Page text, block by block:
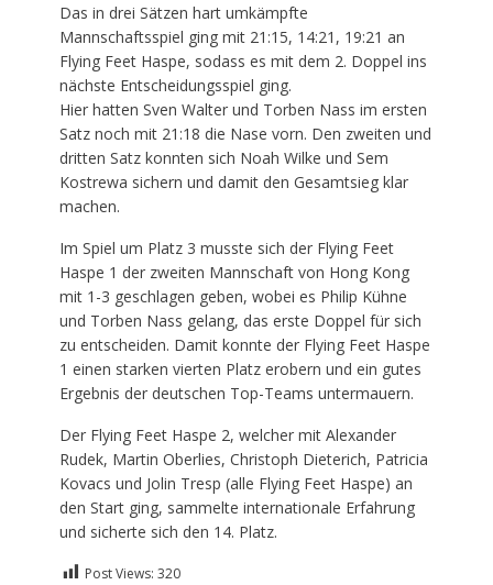
Das in drei Sätzen hart umkämpfte
Mannschaftsspiel ging mit 21:15, 14:21, 19:21 an
Flying Feet Haspe, sodass es mit dem 2. Doppel ins
nächste Entscheidungsspiel ging.
Hier hatten Sven Walter und Torben Nass im ersten
Satz noch mit 21:18 die Nase vorn. Den zweiten und
dritten Satz konnten sich Noah Wilke und Sem
Kostrewa sichern und damit den Gesamtsieg klar
machen.
Im Spiel um Platz 3 musste sich der Flying Feet
Haspe 1 der zweiten Mannschaft von Hong Kong
mit 1-3 geschlagen geben, wobei es Philip Kühne
und Torben Nass gelang, das erste Doppel für sich
zu entscheiden. Damit konnte der Flying Feet Haspe
1 einen starken vierten Platz erobern und ein gutes
Ergebnis der deutschen Top-Teams untermauern.
Der Flying Feet Haspe 2, welcher mit Alexander
Rudek, Martin Oberlies, Christoph Dieterich, Patricia
Kovacs und Jolin Tresp (alle Flying Feet Haspe) an
den Start ging, sammelte internationale Erfahrung
und sicherte sich den 14. Platz.
Post Views: 320